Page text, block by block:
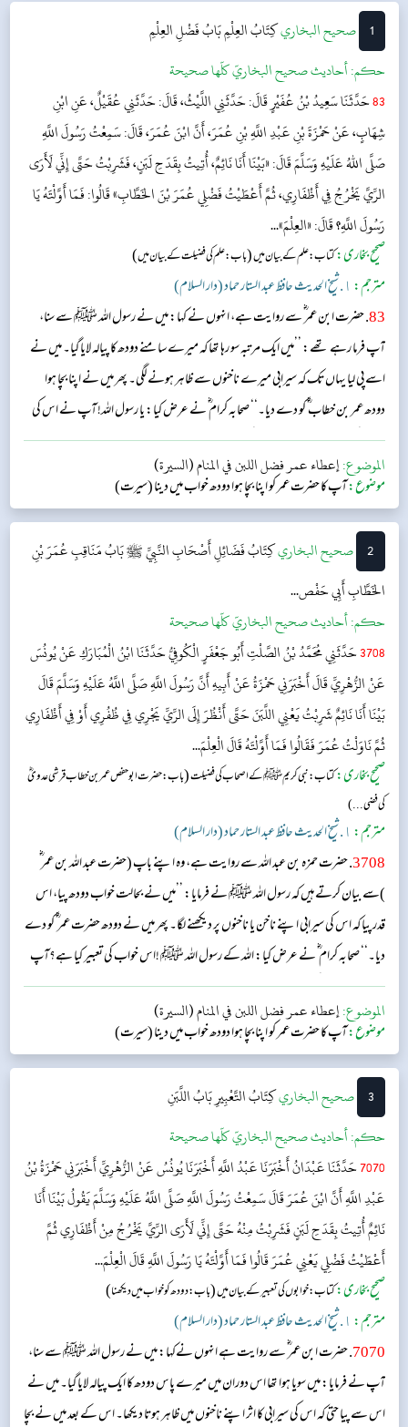
1 ‌‌صحيح البخاريكِتَابُ العِلْمِبَابُ فَضْلِ العِلْمِ
حکم:أحاديث صحيح البخاريّ كلّها صحيحة
83حَدَّثَنَا سَعِيدُ بْنُ عُفَيْرٍ قَالَ: حَدَّثَنِي اللَّيْثُ، قَالَ: حَدَّثَنِي عُقَيْلٌ، عَنِ ابْنِ
شِهَابٍ، عَنْ حَمْزَةَ بْنِ عَبْدِ اللَّهِ بْنِ عُمَرَ، أَنَّ ابْنَ عُمَرَ، قَالَ: سَمِعْتُ رَسُولَ اللَّهِ
صَلَّى اللهُ عَلَيْهِ وَسَلَّمَ قَالَ: «بَيْنَا أَنَا نَائِمٌ، أُتِيتُ بِقَدَحِ لَبَنٍ، فَشَرِبْتُ حَتَّى إِنِّي لَأَرَى
الرِّيَّ يَخْرُجُ فِي أَظْفَارِي، ثُمَّ أَعْطَيْتُ فَضْلِي عُمَرَ بْنَ الخَطَّابِ» قَالُوا: فَمَا أَوَّلْتَهُ يَا
رَسُولَ اللَّهِ؟ قَالَ: «العِلْمَ»...
صحیح بخاری:کتاب: علم کے بیان میں(باب:علم کی فضیلت کے بیان میں)
مترجم: ١. شیخ الحدیث حافظ عبد الستار حماد (دار السلام)
83. حضرت ابن عمر ؓ سے روایت ہے، انہوں نے کہا: میں نے رسول اللہ ﷺ سے سنا،
آپ فرما رہے تھے: ’’میں ایک مرتبہ سو رہا تھا کہ میرے سامنے دودھ کا پیالہ لایا گیا۔ میں نے
اسے پی لیا یہاں تک کہ سیرابی میرے ناخنوں سے ظاہر ہونے لگی۔ پھر میں نے اپنا بچا ہوا
دودھ عمر بن خطاب ؓ کو دے دیا۔‘‘ صحابہ کرام ؓ نے عرض کیا: یا رسول اللہ! آپ نے اس کی
کیا تعبیر کی؟ آپ نے فرمایا: ’’اس کی تعبیر ’’علم‘‘ ہے۔‘‘...
الموضوع:إعطاء عمر فضل اللبن في المنام (السيرة)
موضوع:آپ کا حضرت عمر کو اپنا بچا ہوا دودھ خواب میں دینا (سیرت)
2 ‌‌صحيح البخاريکِتَابُ فَضَائِلِ أَصْحَابِ النَّبِيِّ ﷺبَابُ مَنَاقِبِ عُمَرَ بْنِ
الخَطَّابِ أَبِي حَفْص...
حکم:أحاديث صحيح البخاريّ كلّها صحيحة
3708حَدَّثَنِي مُحَمَّدُ بْنُ الصَّلْتِ أَبُو جَعْفَرٍ الْكُوفِيُّ حَدَّثَنَا ابْنُ الْمُبَارَكِ عَنْ يُونُسَ
عَنْ الزُّهْرِيِّ قَالَ أَخْبَرَنِي حَمْزَةُ عَنْ أَبِيهِ أَنَّ رَسُولَ اللَّهِ صَلَّى اللَّهُ عَلَيْهِ وَسَلَّمَ قَالَ
بَيْنَا أَنَا نَائِمٌ شَرِبْتُ يَعْنِي اللَّبَنَ حَتَّى أَنْظُرَ إِلَى الرِّيِّ يَجْرِي فِي ظُفُرِي أَوْ فِي أَظْفَارِي
ثُمَّ نَاوَلْتُ عُمَرَ فَقَالُوا فَمَا أَوَّلْتَهُ قَالَ الْعِلْمَ...
صحیح بخاری:کتاب: نبی کریمﷺ کے اصحاب کی فضیلت(باب: حضرت ابو حفص عمر بن خطاب قرشی عدویؓ
کی فضی...)
مترجم: ١. شیخ الحدیث حافظ عبد الستار حماد (دار السلام)
3708. حضرت حمزہ بن عبد اللہ سے روایت ہے، وہ اپنے باپ (حضرت عبد اللہ بن عمر ؓ
)سے بیان کرتے ہیں کہ رسول اللہ ﷺ نے فرمایا: ’’میں نے بحالت خواب دودھ پیا، اس
قدر پیا کہ اس کی سیرابی اپنے ناخن یا ناخنوں پر دیکھنے لگا۔ پھر میں نے دودھ حضرت عمر ؓ کو دے
دیا۔‘‘ صحابہ کرام ؓ نے عرض کیا: اللہ کے رسول اللہ ﷺ !اس خواب کی تعبیر کیا ہے؟آپ
نے فرمایا: ’’اس کی تعبیر علم ہے۔‘‘...
الموضوع:إعطاء عمر فضل اللبن في المنام (السيرة)
موضوع:آپ کا حضرت عمر کو اپنا بچا ہوا دودھ خواب میں دینا (سیرت)
3 ‌‌صحيح البخاريكِتَابُ التَّعْبِيرِ بَابُ اللَّبَنِ
حکم:أحاديث صحيح البخاريّ كلّها صحيحة
7070حَدَّثَنَا عَبْدَانُ أَخْبَرَنَا عَبْدُ اللَّهِ أَخْبَرَنَا يُونُسُ عَنْ الزُّهْرِيِّ أَخْبَرَنِي حَمْزَةُ بْنُ
عَبْدِ اللَّهِ أَنَّ ابْنَ عُمَرَ قَالَ سَمِعْتُ رَسُولَ اللَّهِ صَلَّى اللَّهُ عَلَيْهِ وَسَلَّمَ يَقُولُ بَيْنَا أَنَا
نَائِمٌ أُتِيتُ بِقَدَحِ لَبَنٍ فَشَرِبْتُ مِنْهُ حَتَّى إِنِّي لَأَرَى الرِّيَّ يَخْرُجُ مِنْ أَظْفَارِي ثُمَّ
أَعْطَيْتُ فَضْلِي يَعْنِي عُمَرَ قَالُوا فَمَا أَوَّلْتَهُ يَا رَسُولَ اللَّهِ قَالَ الْعِلْمَ...
صحیح بخاری:کتاب: خوابوں کی تعبیر کے بیان میں(باب : دودھ کو خواب میں دیکھنا)
مترجم: ١. شیخ الحدیث حافظ عبد الستار حماد (دار السلام)
7070 . حضرت ابن عمر ؓ سے روایت ہے انہوں نےکہا: میں نے رسول اللہ ﷺ سے سنا،
آپ نے فرمایا: میں سویا ہوا تھا اس دوران میں میرے پاس دودھ کا ایک پیالہ لایا گیا۔ میں نے
اس سے پیا حتی کہ اس کی سیرابی کا اثر اپنے ناخنوں میں ظاہر ہوتا دیکھا۔ اس کے بعد میں نے بچا